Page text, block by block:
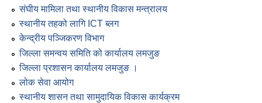
संघीय मामिला तथा स्थानीय विकास मन्त्रालय
स्थानीय तहको लागि ICT ब्लग
केन्द्रीय पञ्जिकरण विभाग
जिल्ला समन्वय समिति को कार्यालय लमजुङ
जिल्ला प्रशासन कार्यालय लमजुङ ।
लोक सेवा आयोग
स्थानीय शासन तथा सामुदायिक विकास कार्यक्रम